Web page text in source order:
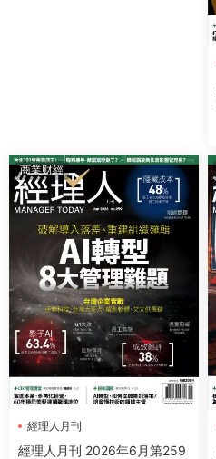
商業财經
經理人月刊
經理人月刊 2026年6月第259